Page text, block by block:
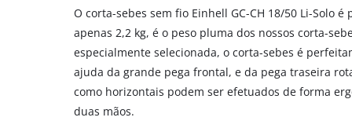
CMP
add
this
content
to
the
O corta-sebes sem fio Einhell GC-CH 18/50 Li-Solo
apenas 2,2 kg, é o peso pluma dos nossos corta-
especialmente selecionada, o corta-sebes é
ajuda da grande pega frontal, e da pega traseira
como horizontais podem ser efetuados de forma
duas mãos.